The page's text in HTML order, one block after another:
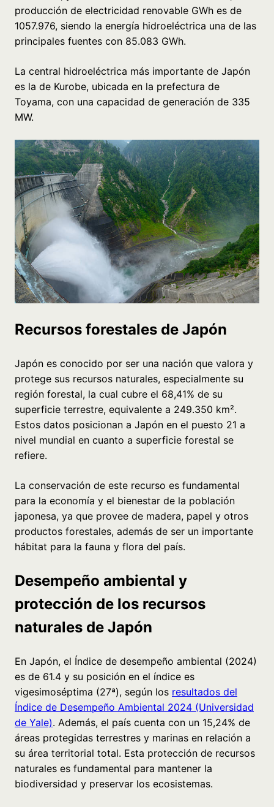
producción de electricidad renovable GWh es de
1057.976, siendo la energía hidroeléctrica una de las
principales fuentes con 85.083 GWh.
La central hidroeléctrica más importante de Japón
es la de Kurobe, ubicada en la prefectura de
Toyama, con una capacidad de generación de 335
MW.
Recursos forestales de Japón
Japón es conocido por ser una nación que valora y
protege sus recursos naturales, especialmente su
región forestal, la cual cubre el 68,41% de su
superficie terrestre, equivalente a 249.350 km².
Estos datos posicionan a Japón en el puesto 21 a
nivel mundial en cuanto a superficie forestal se
refiere.
La conservación de este recurso es fundamental
para la economía y el bienestar de la población
japonesa, ya que provee de madera, papel y otros
productos forestales, además de ser un importante
hábitat para la fauna y flora del país.
Desempeño ambiental y
protección de los recursos
naturales de Japón
En Japón, el Índice de desempeño ambiental (2024)
es de 61.4 y su posición en el índice es
vigesimoséptima (27ª), según los resultados del
Índice de Desempeño Ambiental 2024 (Universidad
de Yale). Además, el país cuenta con un 15,24% de
áreas protegidas terrestres y marinas en relación a
su área territorial total. Esta protección de recursos
naturales es fundamental para mantener la
biodiversidad y preservar los ecosistemas.